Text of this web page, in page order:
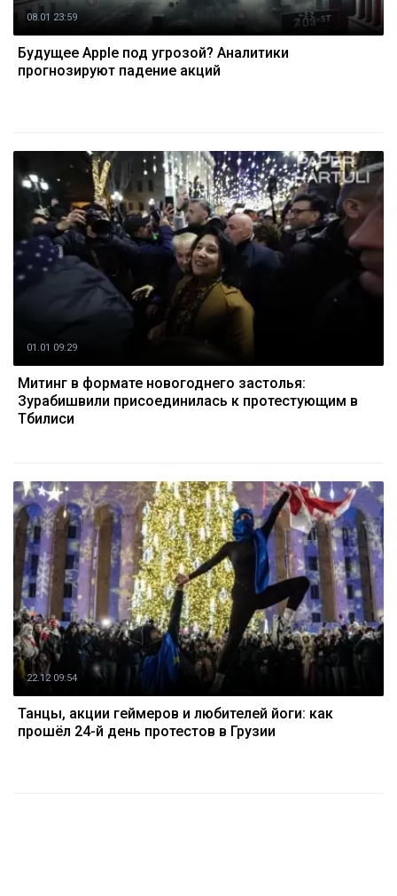
08.01 23:59
Будущее Apple под угрозой? Аналитики
прогнозируют падение акций
01.01 09:29
Митинг в формате новогоднего застолья:
Зурабишвили присоединилась к протестующим в
Тбилиси
22.12 09:54
Танцы, акции геймеров и любителей йоги: как
прошёл 24-й день протестов в Грузии